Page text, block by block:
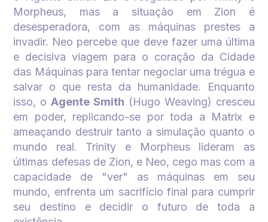
Morpheus, mas a situação em Zion é
desesperadora, com as máquinas prestes a
invadir. Neo percebe que deve fazer uma última
e decisiva viagem para o coração da Cidade
das Máquinas para tentar negociar uma trégua e
salvar o que resta da humanidade. Enquanto
isso, oAgente Smith (Hugo Weaving) cresceu
em poder, replicando-se por toda a Matrix e
ameaçando destruir tanto a simulação quanto o
mundo real. Trinity e Morpheus lideram as
últimas defesas de Zion, e Neo, cego mas com a
capacidade de "ver" as máquinas em seu
mundo, enfrenta um sacrifício final para cumprir
seu destino e decidir o futuro de toda a